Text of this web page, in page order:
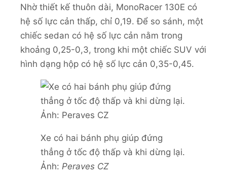
Nhờ thiết kế thuôn dài, MonoRacer 130E có
hệ số lực cản thấp, chỉ 0,19. Để so sánh, một
chiếc sedan có hệ số lực cản nằm trong
khoảng 0,25-0,3, trong khi một chiếc SUV với
hình dạng hộp có hệ số lực cản 0,35-0,45.
Xe có hai bánh phụ giúp đứng
thẳng ở tốc độ thấp và khi dừng lại.
Ảnh: Peraves CZ